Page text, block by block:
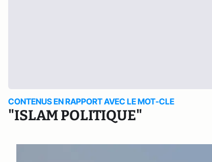
CONTENUS EN RAPPORT AVEC LE MOT-CLE
"ISLAM POLITIQUE"